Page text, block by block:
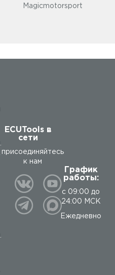
Magicmotorsport
ECUTools в
сети
присоединяйтесь
к нам
График
работы:
с 09:00 до
24:00 МСК
Ежедневно